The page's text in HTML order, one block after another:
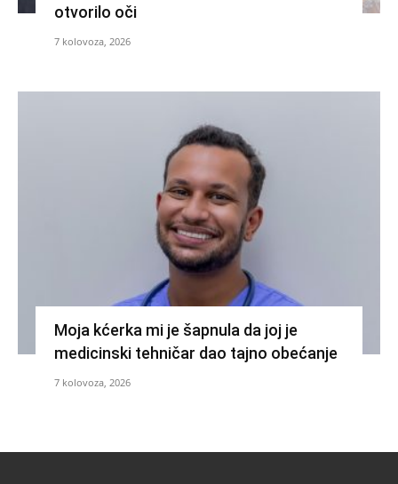
otvorilo oči
7 kolovoza, 2026
Moja kćerka mi je šapnula da joj je
medicinski tehničar dao tajno obećanje
7 kolovoza, 2026